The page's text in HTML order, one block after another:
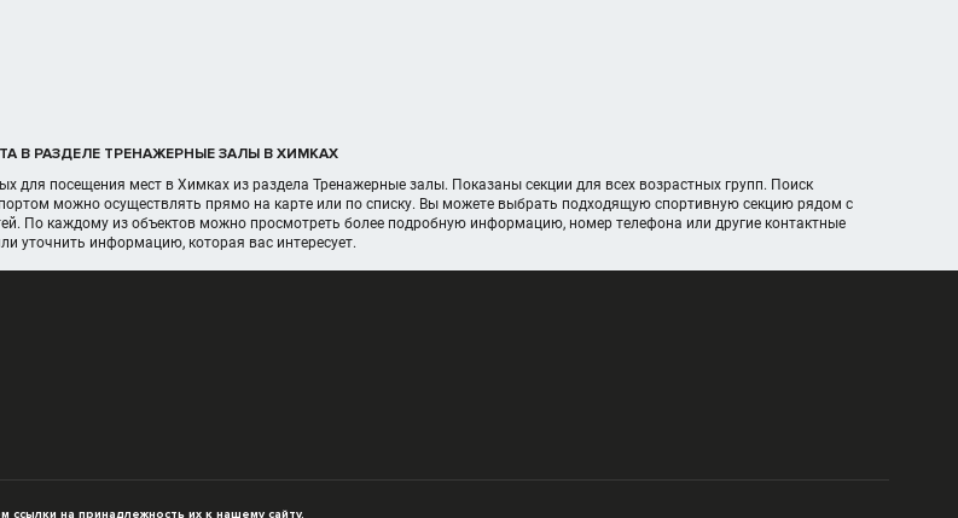
В РАЗДЕЛЕ ТРЕНАЖЕРНЫЕ ЗАЛЫ В ХИМКАХ
для посещения мест в Химках из раздела Тренажерные залы. Показаны секции для всех возрастных групп. Поиск
можно осуществлять прямо на карте или по списку. Вы можете выбрать подходящую спортивную секцию рядом с
По каждому из объектов можно просмотреть более подробную информацию, номер телефона или другие контактные
уточнить информацию, которая вас интересует.
на принадлежность их к нашему сайту.